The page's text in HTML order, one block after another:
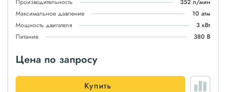
Производительность
352 л/мин
Максимальное давление
10 атм
Мощность двигателя
3 кВт
Питание
380 В
Цена по запросу
Купить